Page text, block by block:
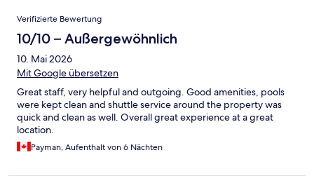
Bewertungen
Verifizierte Bewertung
10/10 – Außergewöhnlich
10. Mai 2026
Mit Google übersetzen
Great staff, very helpful and outgoing. Good amenities, pools
were kept clean and shuttle service around the property was
quick and clean as well. Overall great experience at a great
location.
Payman, Aufenthalt von 6 Nächten